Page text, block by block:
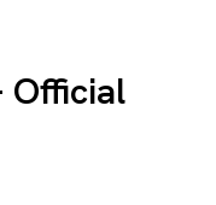
Official